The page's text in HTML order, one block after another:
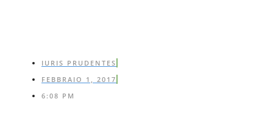
IURIS PRUDENTES
FEBBRAIO 1, 2017
6:08 PM